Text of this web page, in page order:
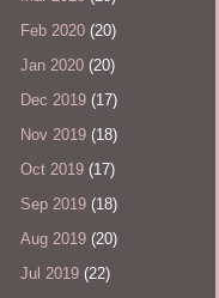
Feb 2020 (20)
Jan 2020 (20)
Dec 2019 (17)
Nov 2019 (18)
Oct 2019 (17)
Sep 2019 (18)
Aug 2019 (20)
Jul 2019 (22)